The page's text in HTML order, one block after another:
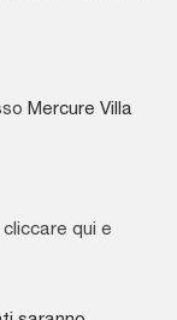
Mercure Villa
qui e